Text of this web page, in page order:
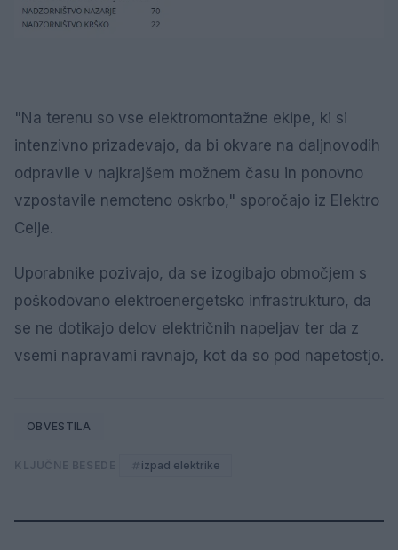
"Na terenu so vse elektromontažne ekipe, ki si
intenzivno prizadevajo, da bi okvare na daljnovodih
odpravile v najkrajšem možnem času in ponovno
vzpostavile nemoteno oskrbo," sporočajo iz Elektro
Celje.
Uporabnike pozivajo, da se izogibajo območjem s
poškodovano elektroenergetsko infrastrukturo, da
se ne dotikajo delov električnih napeljav ter da z
vsemi napravami ravnajo, kot da so pod napetostjo.
OBVESTILA
izpad elektrike